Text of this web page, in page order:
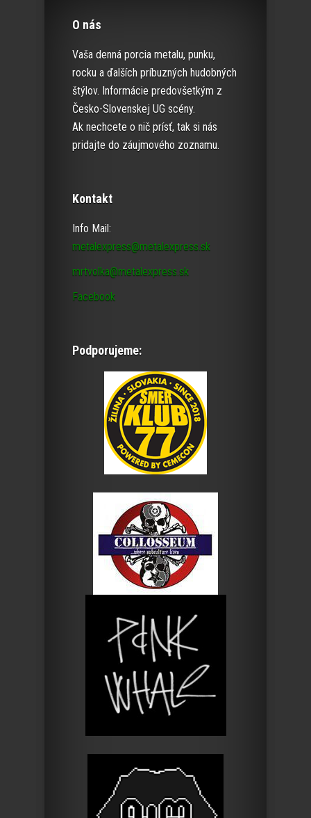
O nás
Vaša denná porcia metalu, punku,
rocku a ďalších príbuzných hudobných
štýlov. Informácie predovšetkým z
Česko-Slovenskej UG scény.
Ak nechcete o nič prísť, tak si nás
pridajte do záujmového zoznamu.
Kontakt
Info Mail:
metalexpress@metalexpress.sk
mrtvolka@metalexpress.sk
Facebook
Podporujeme: